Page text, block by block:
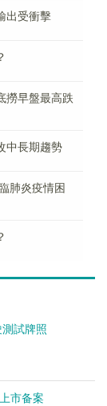
出受衝擊
撈早盤最高跌
中長期趨勢
肺炎疫情困
試牌照
市备案